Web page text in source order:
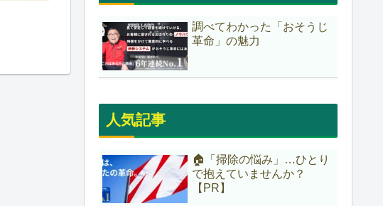
調べてわかった「おそうじ
革命」の魅力
人気記事
🏠「掃除の悩み」…ひとり
で抱えていませんか？
【PR】